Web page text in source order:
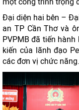
Đại diện hai bên –
an TP Cần Thơ và
PVPMB đã tiến
kiến của lãnh đạo
các đơn vị chức năng.